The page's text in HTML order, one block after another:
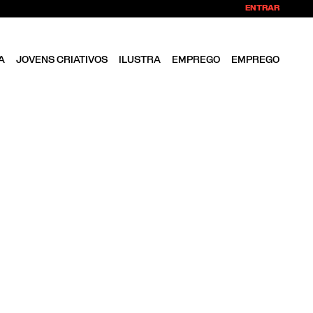
ENTRAR
JOVENS CRIATIVOS ILUSTRA EMPREGO EMPREGO